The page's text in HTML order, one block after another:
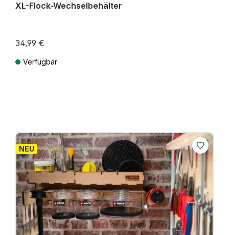
XL-Flock-Wechselbehälter
34,99 €
Verfügbar
NEU